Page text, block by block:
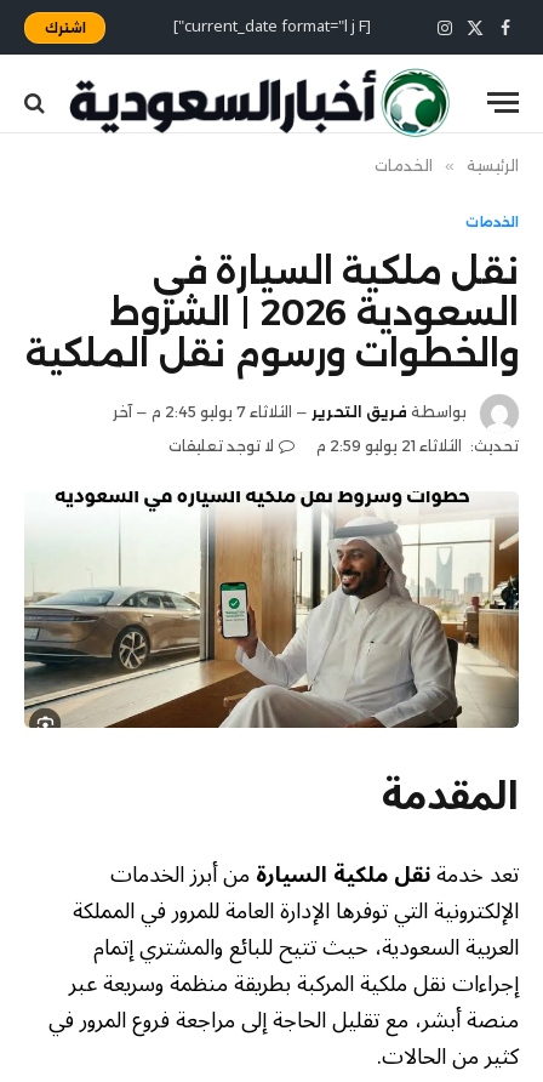
فيسبوك
X
(Twitter)
الانستغرام [current_date format="l j F"] اشترك
الرئيسية » الخدمات
الخدمات
نقل ملكية السيارة في
السعودية 2026 | الشروط
والخطوات ورسوم نقل الملكية
بواسطة فريق التحرير الثلاثاء 7 يوليو 2:45 م
آخر
تحديث:
الثلاثاء 21 يوليو 2:59 م لا توجد تعليقات
المقدمة
تعد خدمةنقل ملكية السيارةمن أبرز الخدمات
الإلكترونية التي توفرها الإدارة العامة للمرور في المملكة
العربية السعودية، حيث تتيح للبائع والمشتري إتمام
إجراءات نقل ملكية المركبة بطريقة منظمة وسريعة عبر
منصة أبشر، مع تقليل الحاجة إلى مراجعة فروع المرور في
كثير من الحالات.